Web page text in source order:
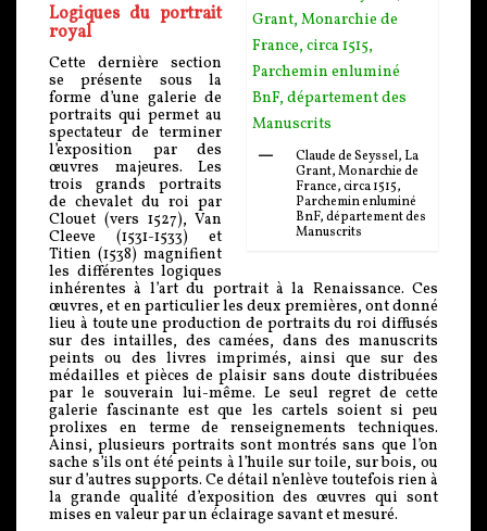
Claude de Seyssel, La
Grant, Monarchie de
France, circa 1515,
Parchemin enluminé
BnF, département des
Manuscrits
Logiques du portrait
royal
Cette dernière section
se présente sous la
forme d’une galerie de
portraits qui permet au
spectateur de terminer
l’exposition par des
œuvres majeures. Les
trois grands portraits
de chevalet du roi par
Clouet (vers 1527), Van
Cleeve (1531-1533) et
Titien (1538) magnifient
les différentes logiques
inhérentes à l’art du portrait à la Renaissance. Ces
œuvres, et en particulier les deux premières, ont donné
lieu à toute une production de portraits du roi diffusés
sur des intailles, des camées, dans des manuscrits
peints ou des livres imprimés, ainsi que sur des
médailles et pièces de plaisir sans doute distribuées
par le souverain lui-même. Le seul regret de cette
galerie fascinante est que les cartels soient si peu
prolixes en terme de renseignements techniques.
Ainsi, plusieurs portraits sont montrés sans que l’on
sache s’ils ont été peints à l’huile sur toile, sur bois, ou
sur d’autres supports. Ce détail n’enlève toutefois rien à
la grande qualité d’exposition des œuvres qui sont
mises en valeur par un éclairage savant et mesuré.